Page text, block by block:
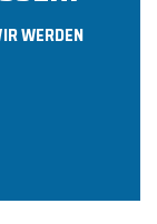
WERDEN